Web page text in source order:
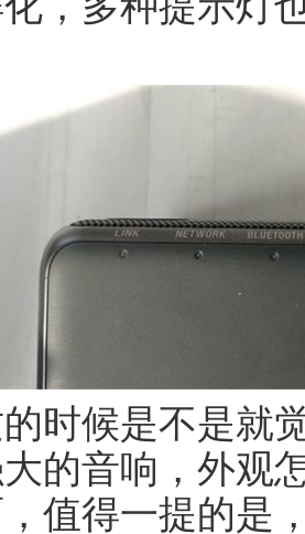
时候是不是就
的音响，外观
值得一提的是